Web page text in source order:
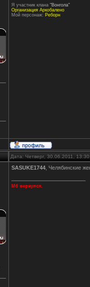
Я участник клана "Вонгола"
Организация Аркобалено
Мой персонаж: Реборн
Дата: Четверг, 30.06.2011,
SASUKE1744 , Челябинские
Мб вернулся.